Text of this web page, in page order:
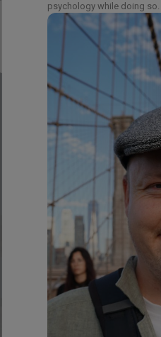
wojteq 2 godziny temu
ASTRAL ze swizem na
play-in kwalifikacji do
psychology while doing so.